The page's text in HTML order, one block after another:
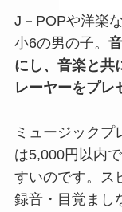
J－POPや洋楽
小6の男の子。
にし、音楽と共
レーヤーをプレ
ミュージックプ
は5,000円以内
すいのです。ス
録音・目覚まし